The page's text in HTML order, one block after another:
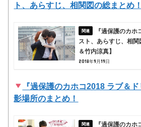
ト、あらすじ、相関図の総まとめ！
『過保護のカ
スト、あらすじ、相
＆竹内涼真】
2018年9月19日
『過保護のカホコ2018 ラブ＆
影場所のまとめ！
『過保護のカ